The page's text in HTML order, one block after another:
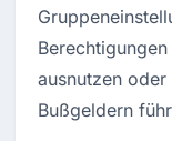
ausnutzen
Bußgeldern